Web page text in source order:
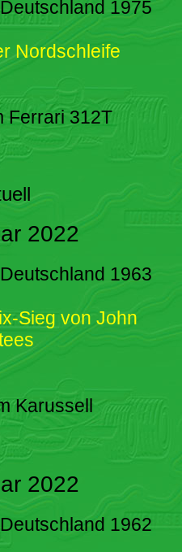
1975
Nordschleife
Ferrari 312T
2022
1963
Sieg von John
Karussell
2022
1962